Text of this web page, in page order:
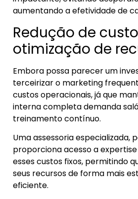
aumentando a efetividade de
Redução de
otimização de
Embora possa parecer um
terceirizar o marketing
custos operacionais, já que
interna completa demanda
treinamento contínuo.
Uma assessoria especializada,
proporciona acesso a
esses custos fixos, permitindo
seus recursos de forma mais
eficiente.